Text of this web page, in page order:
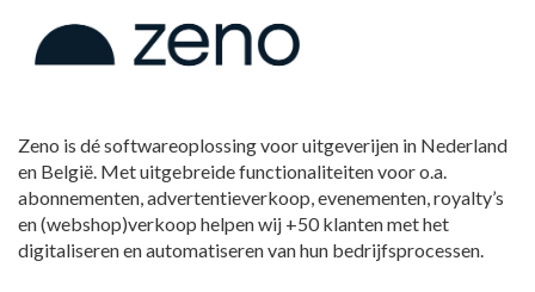
Zeno is dé softwareoplossing voor uitgeverijen in Nederland
en België. Met uitgebreide functionaliteiten voor o.a.
abonnementen, advertentieverkoop, evenementen, royalty’s
en (webshop)verkoop helpen wij +50 klanten met het
digitaliseren en automatiseren van hun bedrijfsprocessen.